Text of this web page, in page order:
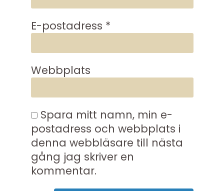
E-postadress *
Webbplats
Spara mitt namn, min e-
postadress och webbplats i
denna webbläsare till nästa
gång jag skriver en
kommentar.